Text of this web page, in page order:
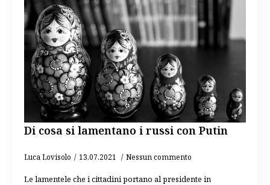
Di cosa si lamentano i russi con Putin
Luca Lovisolo 13.07.2021 Nessun commento
Le lamentele che i cittadini portano al presidente in